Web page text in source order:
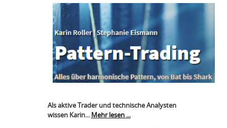
Als aktive Trader und technische Analysten
wissen Karin... Mehr lesen ...